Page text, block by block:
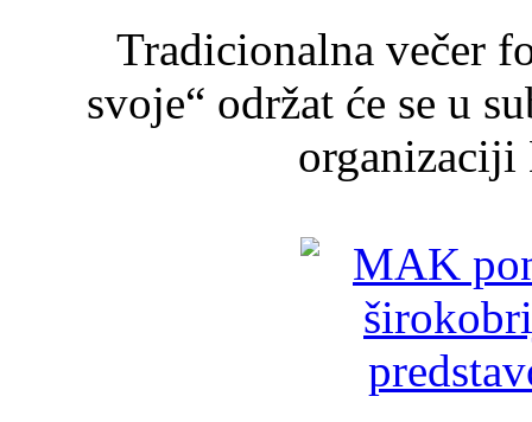
Tradicionalna večer
svoje“ održat će se u
organizaciji